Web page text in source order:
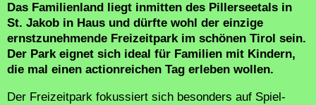
Das Familienland liegt inmitten des Pillerseetals in
St. Jakob in Haus und dürfte wohl der einzige
ernstzunehmende Freizeitpark im schönen Tirol sein.
Der Park eignet sich ideal für Familien mit Kindern,
die mal einen actionreichen Tag erleben wollen.
Der Freizeitpark fokussiert sich besonders auf Spiel-